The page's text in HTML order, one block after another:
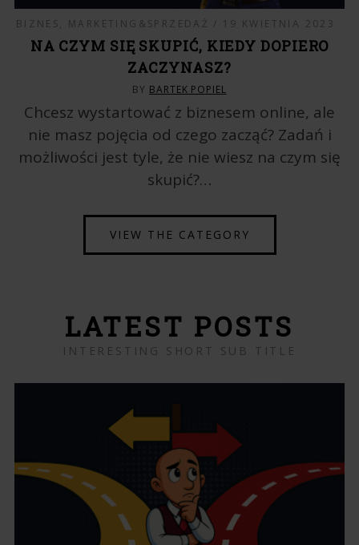
BIZNES, MARKETING&SPRZEDAŻ 19 KWIETNIA 2023
NA CZYM SIĘ SKUPIĆ, KIEDY DOPIERO
ZACZYNASZ?
BY BARTEK POPIEL
Chcesz wystartować z biznesem online, ale
nie masz pojęcia od czego zacząć? Zadań i
możliwości jest tyle, że nie wiesz na czym się
skupić?…
VIEW THE CATEGORY
LATEST POSTS
INTERESTING SHORT SUB TITLE